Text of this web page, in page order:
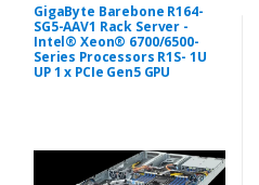
GigaByte Barebone R164-
SG5-AAV1 Rack Server -
Intel® Xeon® 6700/6500-
Series Processors R1S- 1U
UP 1 x PCIe Gen5 GPU